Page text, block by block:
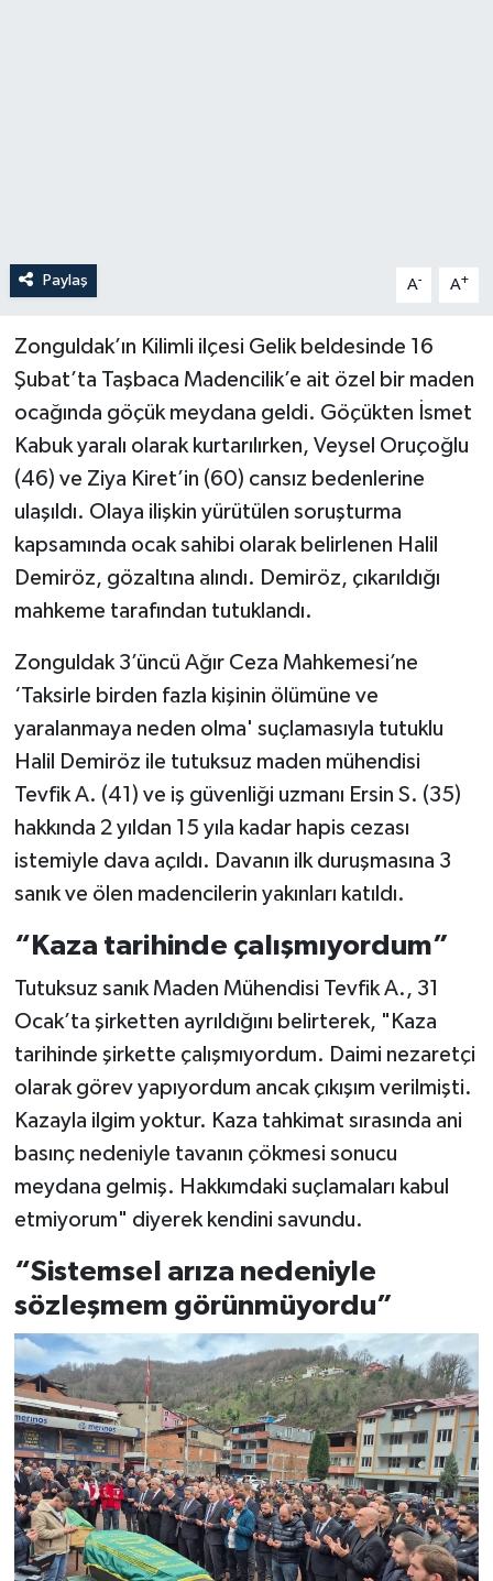
Paylaş A- A+
Zonguldak’ın Kilimli ilçesi Gelik beldesinde 16
Şubat’ta Taşbaca Madencilik’e ait özel bir maden
ocağında göçük meydana geldi. Göçükten İsmet
Kabuk yaralı olarak kurtarılırken, Veysel Oruçoğlu
(46) ve Ziya Kiret’in (60) cansız bedenlerine
ulaşıldı. Olaya ilişkin yürütülen soruşturma
kapsamında ocak sahibi olarak belirlenen Halil
Demiröz, gözaltına alındı. Demiröz, çıkarıldığı
mahkeme tarafından tutuklandı.
Zonguldak 3’üncü Ağır Ceza Mahkemesi’ne
‘Taksirle birden fazla kişinin ölümüne ve
yaralanmaya neden olma' suçlamasıyla tutuklu
Halil Demiröz ile tutuksuz maden mühendisi
Tevfik A. (41) ve iş güvenliği uzmanı Ersin S. (35)
hakkında 2 yıldan 15 yıla kadar hapis cezası
istemiyle dava açıldı. Davanın ilk duruşmasına 3
sanık ve ölen madencilerin yakınları katıldı.
“Kaza tarihinde çalışmıyordum”
Tutuksuz sanık Maden Mühendisi Tevfik A., 31
Ocak’ta şirketten ayrıldığını belirterek, "Kaza
tarihinde şirkette çalışmıyordum. Daimi nezaretçi
olarak görev yapıyordum ancak çıkışım verilmişti.
Kazayla ilgim yoktur. Kaza tahkimat sırasında ani
basınç nedeniyle tavanın çökmesi sonucu
meydana gelmiş. Hakkımdaki suçlamaları kabul
etmiyorum" diyerek kendini savundu.
“Sistemsel arıza nedeniyle
sözleşmem görünmüyordu”